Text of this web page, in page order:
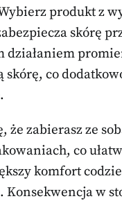
produkt z
skórę
działaniem
co
że zabierasz ze
co
komfort
Konsekwencja w